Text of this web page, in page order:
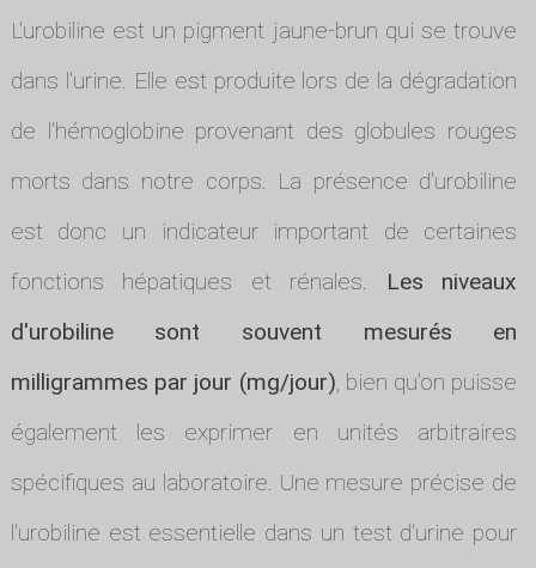
L'urobiline est un pigment jaune-brun qui se trouve
dans l'urine. Elle est produite lors de la dégradation
de l'hémoglobine provenant des globules rouges
morts dans notre corps. La présence d'urobiline
est donc un indicateur important de certaines
fonctions hépatiques et rénales.
Les niveaux
d'urobiline sont souvent mesurés en
milligrammes par jour (mg/jour), bien qu'on puisse
également les exprimer en unités arbitraires
spécifiques au laboratoire. Une mesure précise de
l'urobiline est essentielle dans un test d'urine pour